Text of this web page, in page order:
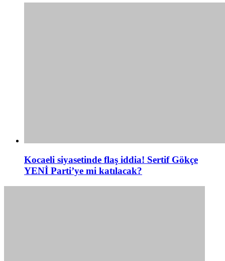
Kocaeli siyasetinde flaş iddia! Sertif Gökçe
YENİ Parti’ye mi katılacak?